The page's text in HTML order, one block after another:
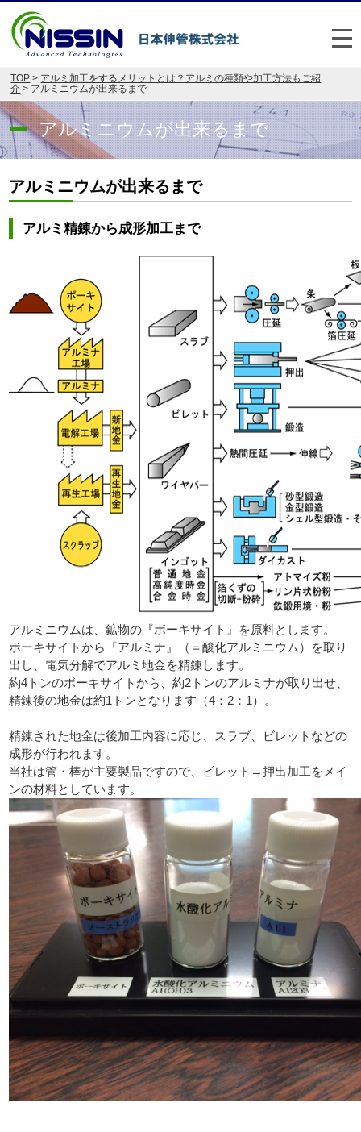
メ
日本伸管の強み
事業内容
お悩み解決事例
企業情報
Japan English
048-477-7331 受付時間：平日8:30～17:30
TOP > アルミ加工をするメリットとは？アルミの種類や加工方法もご紹
介 > アルミニウムが出来るまで
アルミニウムが出来るまで
アルミニウムが出来るまで
アルミ精錬から成形加工まで
アルミニウムは、鉱物の『ボーキサイト』を原料とします。
ボーキサイトから『アルミナ』（＝酸化アルミニウム）を取り
出し、電気分解でアルミ地金を精錬します。
約4トンのボーキサイトから、約2トンのアルミナが取り出せ、
精錬後の地金は約1トンとなります（4：2：1）。
精錬された地金は後加工内容に応じ、スラブ、ビレットなどの
成形が行われます。
当社は管・棒が主要製品ですので、ビレット→押出加工をメイ
ンの材料としています。